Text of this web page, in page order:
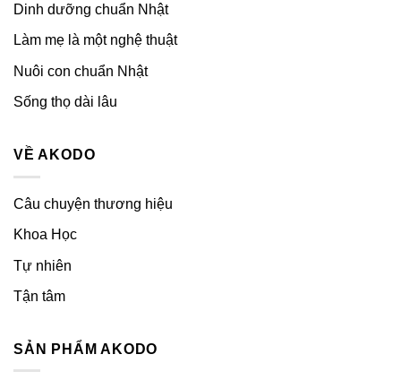
Dinh dưỡng chuẩn Nhật
Làm mẹ là một nghệ thuật
Nuôi con chuẩn Nhật
Sống thọ dài lâu
VỀ AKODO
Câu chuyện thương hiệu
Khoa Học
Tự nhiên
Tận tâm
SẢN PHẨM AKODO